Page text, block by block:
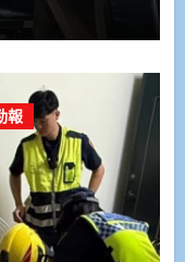
報